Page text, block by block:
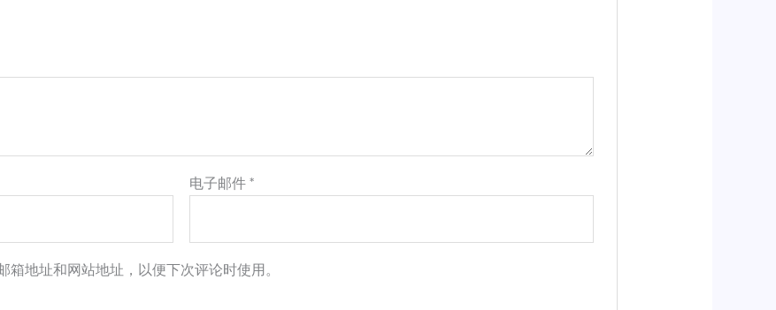
电子邮件*
地址和网站地址，以便下次评论时使用。